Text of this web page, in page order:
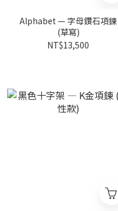
Alphabet — 字母鑽石項鍊
(草寫)
NT$13,500